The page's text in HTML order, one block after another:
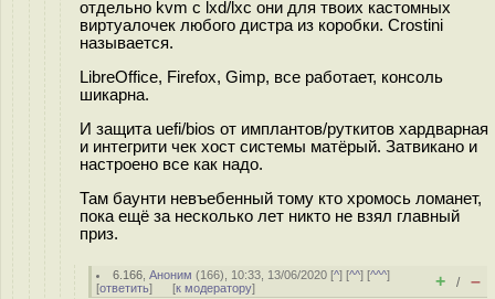
отдельно kvm с lxd/lxc они для твоих кастомных
виртуалочек любого дистра из коробки. Crostini
называется.
LibreOffice, Firefox, Gimp, все работает, консоль
шикарна.
И защита uefi/bios от имплантов/руткитов хардварная
и интегрити чек хост системы матёрый. Затвикано и
настроено все как надо.
Там баунти невъебенный тому кто хромось ломанет,
пока ещё за несколько лет никто не взял главный
приз.
6.166 ,Аноним (166), 10:33, 13/06/2020 [^] [^^] [^^^]
[ответить] [к модератору] + / –